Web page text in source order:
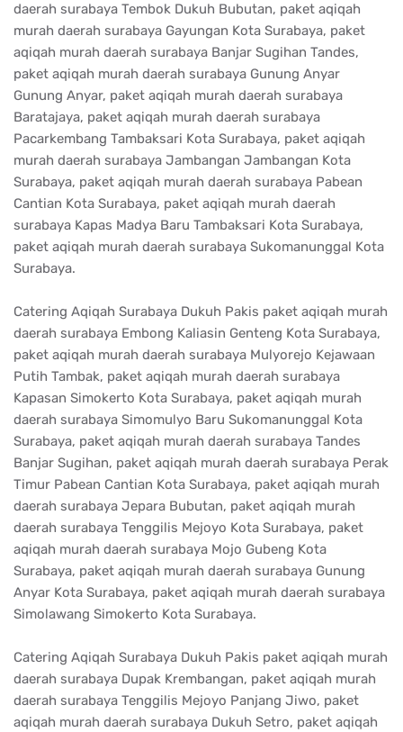
daerah surabaya Tembok Dukuh Bubutan, paket aqiqah
murah daerah surabaya Gayungan Kota Surabaya, paket
aqiqah murah daerah surabaya Banjar Sugihan Tandes,
paket aqiqah murah daerah surabaya Gunung Anyar
Gunung Anyar, paket aqiqah murah daerah surabaya
Baratajaya, paket aqiqah murah daerah surabaya
Pacarkembang Tambaksari Kota Surabaya, paket aqiqah
murah daerah surabaya Jambangan Jambangan Kota
Surabaya, paket aqiqah murah daerah surabaya Pabean
Cantian Kota Surabaya, paket aqiqah murah daerah
surabaya Kapas Madya Baru Tambaksari Kota Surabaya,
paket aqiqah murah daerah surabaya Sukomanunggal Kota
Surabaya.
Catering Aqiqah Surabaya Dukuh Pakis paket aqiqah murah
daerah surabaya Embong Kaliasin Genteng Kota Surabaya,
paket aqiqah murah daerah surabaya Mulyorejo Kejawaan
Putih Tambak, paket aqiqah murah daerah surabaya
Kapasan Simokerto Kota Surabaya, paket aqiqah murah
daerah surabaya Simomulyo Baru Sukomanunggal Kota
Surabaya, paket aqiqah murah daerah surabaya Tandes
Banjar Sugihan, paket aqiqah murah daerah surabaya Perak
Timur Pabean Cantian Kota Surabaya, paket aqiqah murah
daerah surabaya Jepara Bubutan, paket aqiqah murah
daerah surabaya Tenggilis Mejoyo Kota Surabaya, paket
aqiqah murah daerah surabaya Mojo Gubeng Kota
Surabaya, paket aqiqah murah daerah surabaya Gunung
Anyar Kota Surabaya, paket aqiqah murah daerah surabaya
Simolawang Simokerto Kota Surabaya.
Catering Aqiqah Surabaya Dukuh Pakis paket aqiqah murah
daerah surabaya Dupak Krembangan, paket aqiqah murah
daerah surabaya Tenggilis Mejoyo Panjang Jiwo, paket
aqiqah murah daerah surabaya Dukuh Setro, paket aqiqah